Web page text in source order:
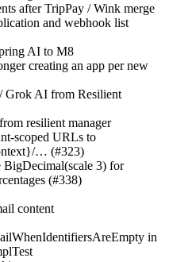
after TripPay / Wink merge
and webhook list
AI to M8
creating an app per new
Grok AI from Resilient
resilient manager
scoped URLs to
… (#323)
BigDecimal(scale 3) for
(#338)
content
in